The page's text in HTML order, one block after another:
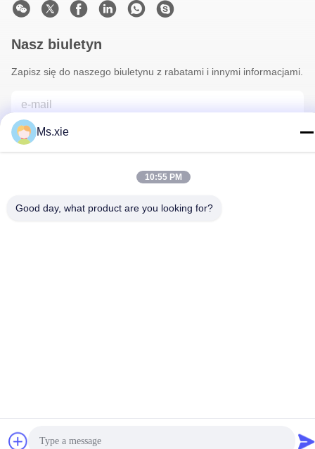
Nasz biuletyn
Zapisz się do naszego biuletynu z rabatami i innymi informacjami.
Ms.xie
10:55 PM
Good day, what product are you looking for?